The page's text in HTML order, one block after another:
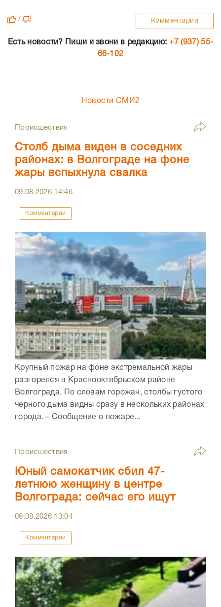
/ Комментарии
Есть новости? Пиши и звони в редакцию: +7 (937) 55-
66-102
Новости СМИ2
Происшествия
Столб дыма виден в соседних
районах: в Волгограде на фоне
жары вспыхнула свалка
09.08.2026 14:46
Комментарии
Крупный пожар на фоне экстремальной жары
разгорелся в Краснооктябрьском районе
Волгограда. По словам горожан, столбы густого
черного дыма видны сразу в нескольких районах
города. – Сообщение о пожаре...
Происшествия
Юный самокатчик сбил 47-
летнюю женщину в центре
Волгограда: сейчас его ищут
09.08.2026 13:04
Комментарии